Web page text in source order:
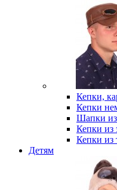
Кепки,
Кепки
Шапки
Кепки из
Кепки из
Детям